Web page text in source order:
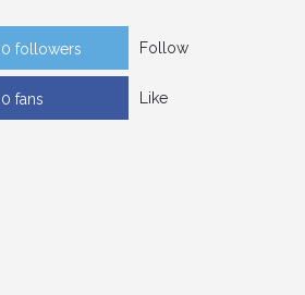
0 followers Follow
0 fans Like